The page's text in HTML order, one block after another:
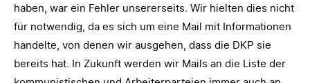
haben, war ein Fehler unsererseits. Wir hielten dies nicht
für notwendig, da es sich um eine Mail mit Informationen
handelte, von denen wir ausgehen, dass die DKP sie
bereits hat. In Zukunft werden wir Mails an die Liste der